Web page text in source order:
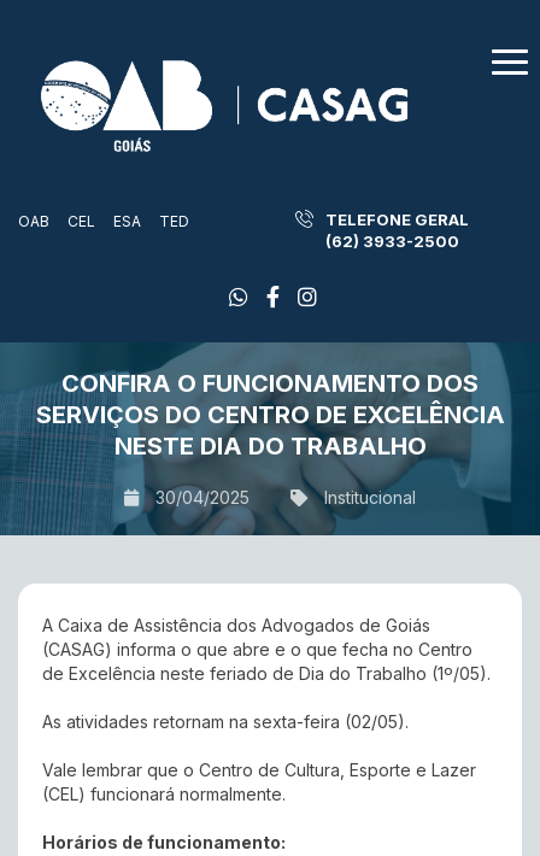
OAB CEL ESA TED
TELEFONE GERAL
(62) 3933-2500
CONFIRA O FUNCIONAMENTO DOS
SERVIÇOS DO CENTRO DE EXCELÊNCIA
NESTE DIA DO TRABALHO
30/04/2025 Institucional
A Caixa de Assistência dos Advogados de Goiás
(CASAG) informa o que abre e o que fecha no Centro
de Excelência neste feriado de Dia do Trabalho (1º/05).
As atividades retornam na sexta-feira (02/05).
Vale lembrar que o Centro de Cultura, Esporte e Lazer
(CEL) funcionará normalmente.
Horários de funcionamento: